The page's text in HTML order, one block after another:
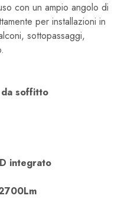
con un ampio angolo di
per installazioni in
sottopassaggi,
soffitto
integrato